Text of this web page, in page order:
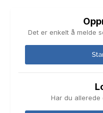
Det er enkelt å melde
Har du allerede